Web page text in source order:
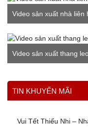
Video sản xuất nhà liên
Video sản xuất thang
TIN KHUYẾN MÃI
Vui Tết Thiếu Nhi –